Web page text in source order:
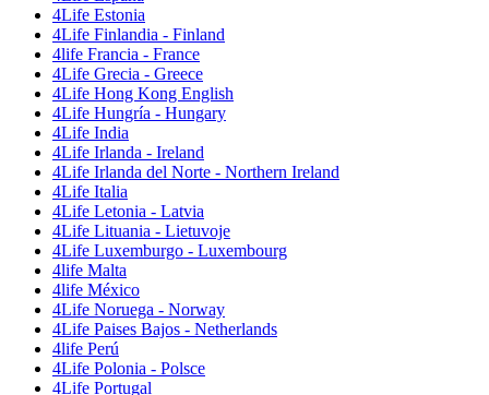
4Life Estonia
4Life Finlandia - Finland
4life Francia - France
4Life Grecia - Greece
4Life Hong Kong English
4Life Hungría - Hungary
4Life India
4Life Irlanda - Ireland
4Life Irlanda del Norte - Northern Ireland
4Life Italia
4Life Letonia - Latvia
4Life Lituania - Lietuvoje
4Life Luxemburgo - Luxembourg
4life Malta
4life México
4Life Noruega - Norway
4Life Paises Bajos - Netherlands
4life Perú
4Life Polonia - Polsce
4Life Portugal